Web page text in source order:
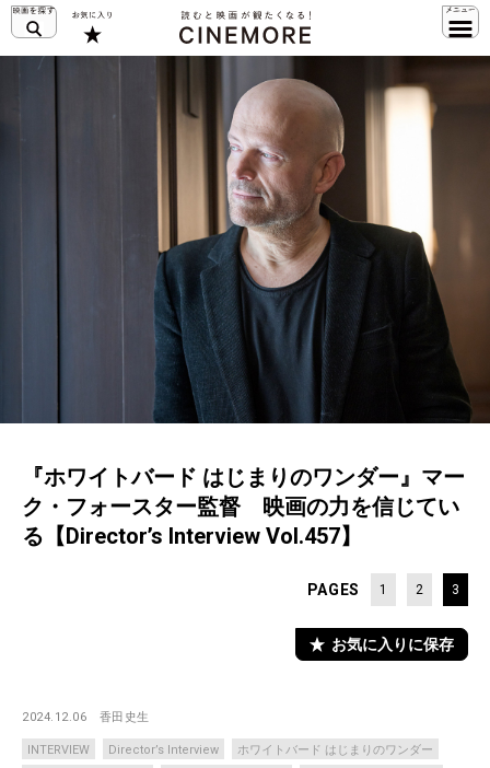
『ホワイトバード はじまりのワンダー』マー
ク・フォースター監督 映画の力を信じてい
る【Director’s Interview Vol.457】
PAGES 1 2 3
お気に入りに保存
2024.12.06 香田史生
INTERVIEW Director’s Interview
ホワイトバード はじまりのワンダー